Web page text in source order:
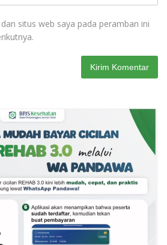
situs web saya pada peramban ini